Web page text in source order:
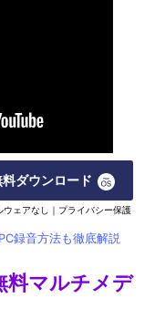
料ダウンロード
ウェアなし｜プライバシー保護
録音方法も徹底解説
マルチメデ